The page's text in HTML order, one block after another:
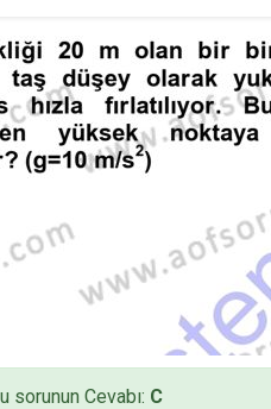
sorunun Cevabı: C